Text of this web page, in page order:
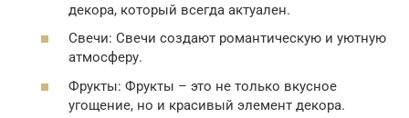
декора, который всегда актуален.
Свечи: Свечи создают романтическую и уютную
атмосферу.
Фрукты: Фрукты – это не только вкусное
угощение, но и красивый элемент декора.